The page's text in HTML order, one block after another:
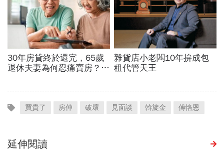
買貴了 房仲 破壞 見面談 斡旋金 傅恪恩
延伸閱讀